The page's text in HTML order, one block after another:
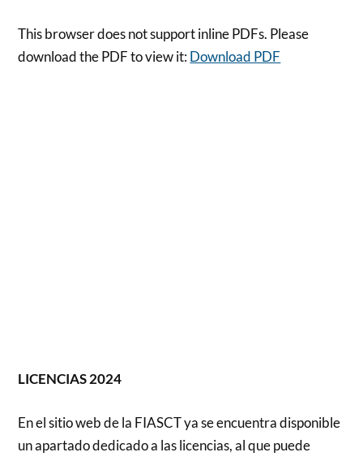
This browser does not support inline PDFs. Please
download the PDF to view it:Download PDF
LICENCIAS 2024
En el sitio web de la FIASCT ya se encuentra disponible
un apartado dedicado a las licencias, al que puede